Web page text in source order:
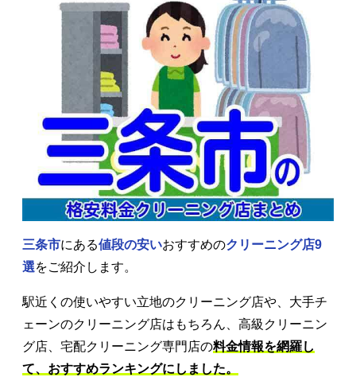
三条市にある値段の安いおすすめのクリーニング店9
選をご紹介します。
駅近くの使いやすい立地のクリーニング店や、大手チ
ェーンのクリーニング店はもちろん、高級クリーニン
グ店、宅配クリーニング専門店の料金情報を網羅し
て、おすすめランキングにしました。